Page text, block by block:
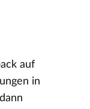
auf
in